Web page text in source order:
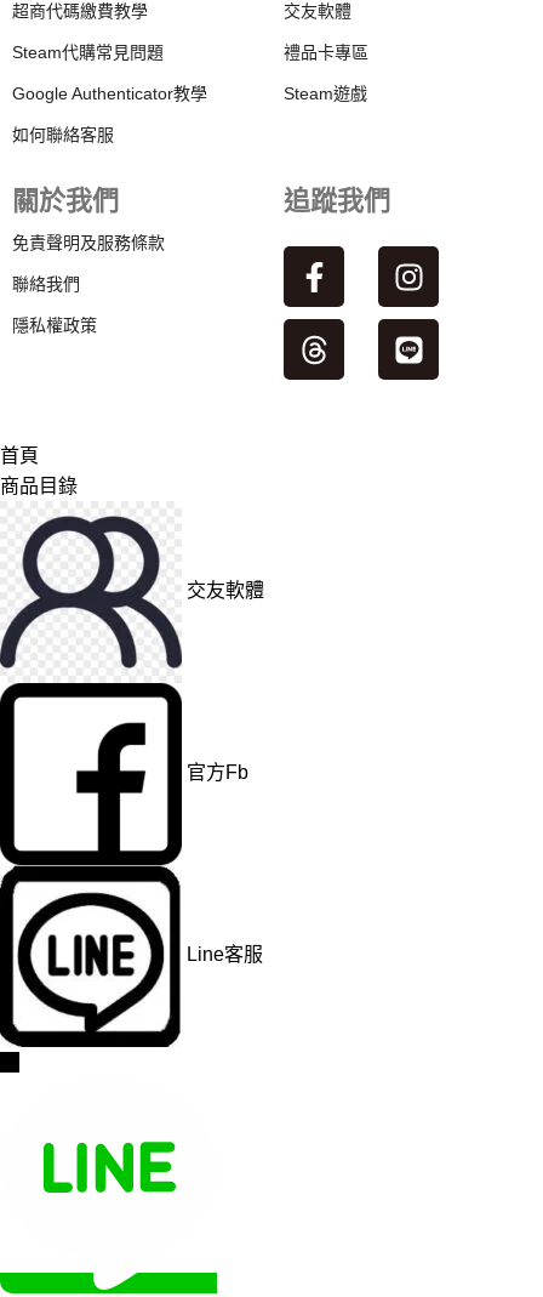
超商代碼繳費教學
Steam代購常見問題
Google Authenticator教學
如何聯絡客服
交友軟體
禮品卡專區
Steam遊戲
關於我們
免責聲明及服務條款
聯絡我們
隱私權政策
追蹤我們
首頁
商品目錄
交友軟體
官方Fb
Line客服